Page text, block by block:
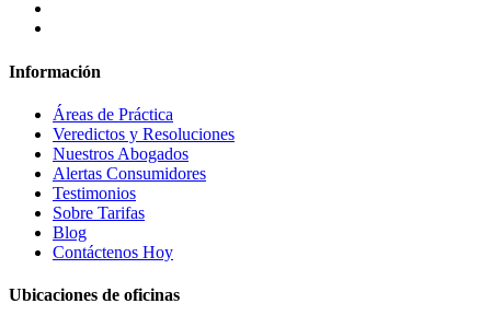
Información
Áreas de Práctica
Veredictos y Resoluciones
Nuestros Abogados
Alertas Consumidores
Testimonios
Sobre Tarifas
Blog
Contáctenos Hoy
Ubicaciones de oficinas